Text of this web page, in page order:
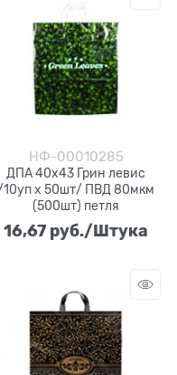
НФ-00010285
ДПА 40х43 Грин левис
х 50шт/ ПВД 80мкм
(500шт) петля
16,67 руб./Штука